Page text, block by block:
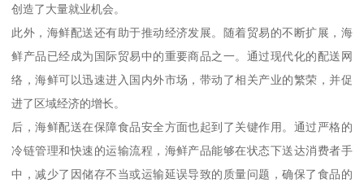
创造了大量就业机会。
此外，海鲜配送还有助于推动经济发展。随着贸易的不断扩展，海
鲜产品已经成为国际贸易中的重要商品之一。通过现代化的配送网
络，海鲜可以迅速进入国内外市场，带动了相关产业的繁荣，并促
进了区域经济的增长。
后，海鲜配送在保障食品安全方面也起到了关键作用。通过严格的
冷链管理和快速的运输流程，海鲜产品能够在状态下送达消费者手
中，减少了因储存不当或运输延误导致的质量问题，确保了食品的